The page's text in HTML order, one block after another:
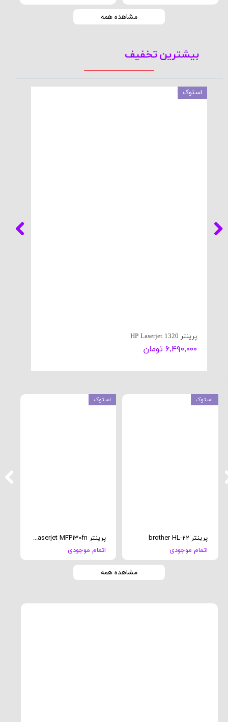
مشاهده همه
بیشترین تخفیف
پرینتر HP Laserjet MFP130fn
اتمام موجودی
استوک
پرینتر brother HL-22
اتمام موجودی
استوک
مشاهده همه